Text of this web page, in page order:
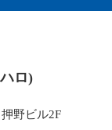
ロ)
野ビル2F